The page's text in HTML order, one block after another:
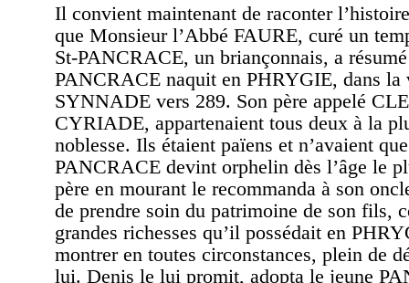
Il convient maintenant de raconter
que Monsieur l’Abbé FAURE, curé un
St-PANCRACE, un briançonnais, a
PANCRACE naquit en PHRYGIE, dans la
SYNNADE vers 289. Son père appelé
CYRIADE, appartenaient tous deux à la
noblesse. Ils étaient païens et n’avaient
PANCRACE devint orphelin dès l’âge le
père en mourant le recommanda à son
de prendre soin du patrimoine de son fils,
grandes richesses qu’il possédait en
montrer en toutes circonstances, plein de
lui. Denis le lui promit, adopta le jeune